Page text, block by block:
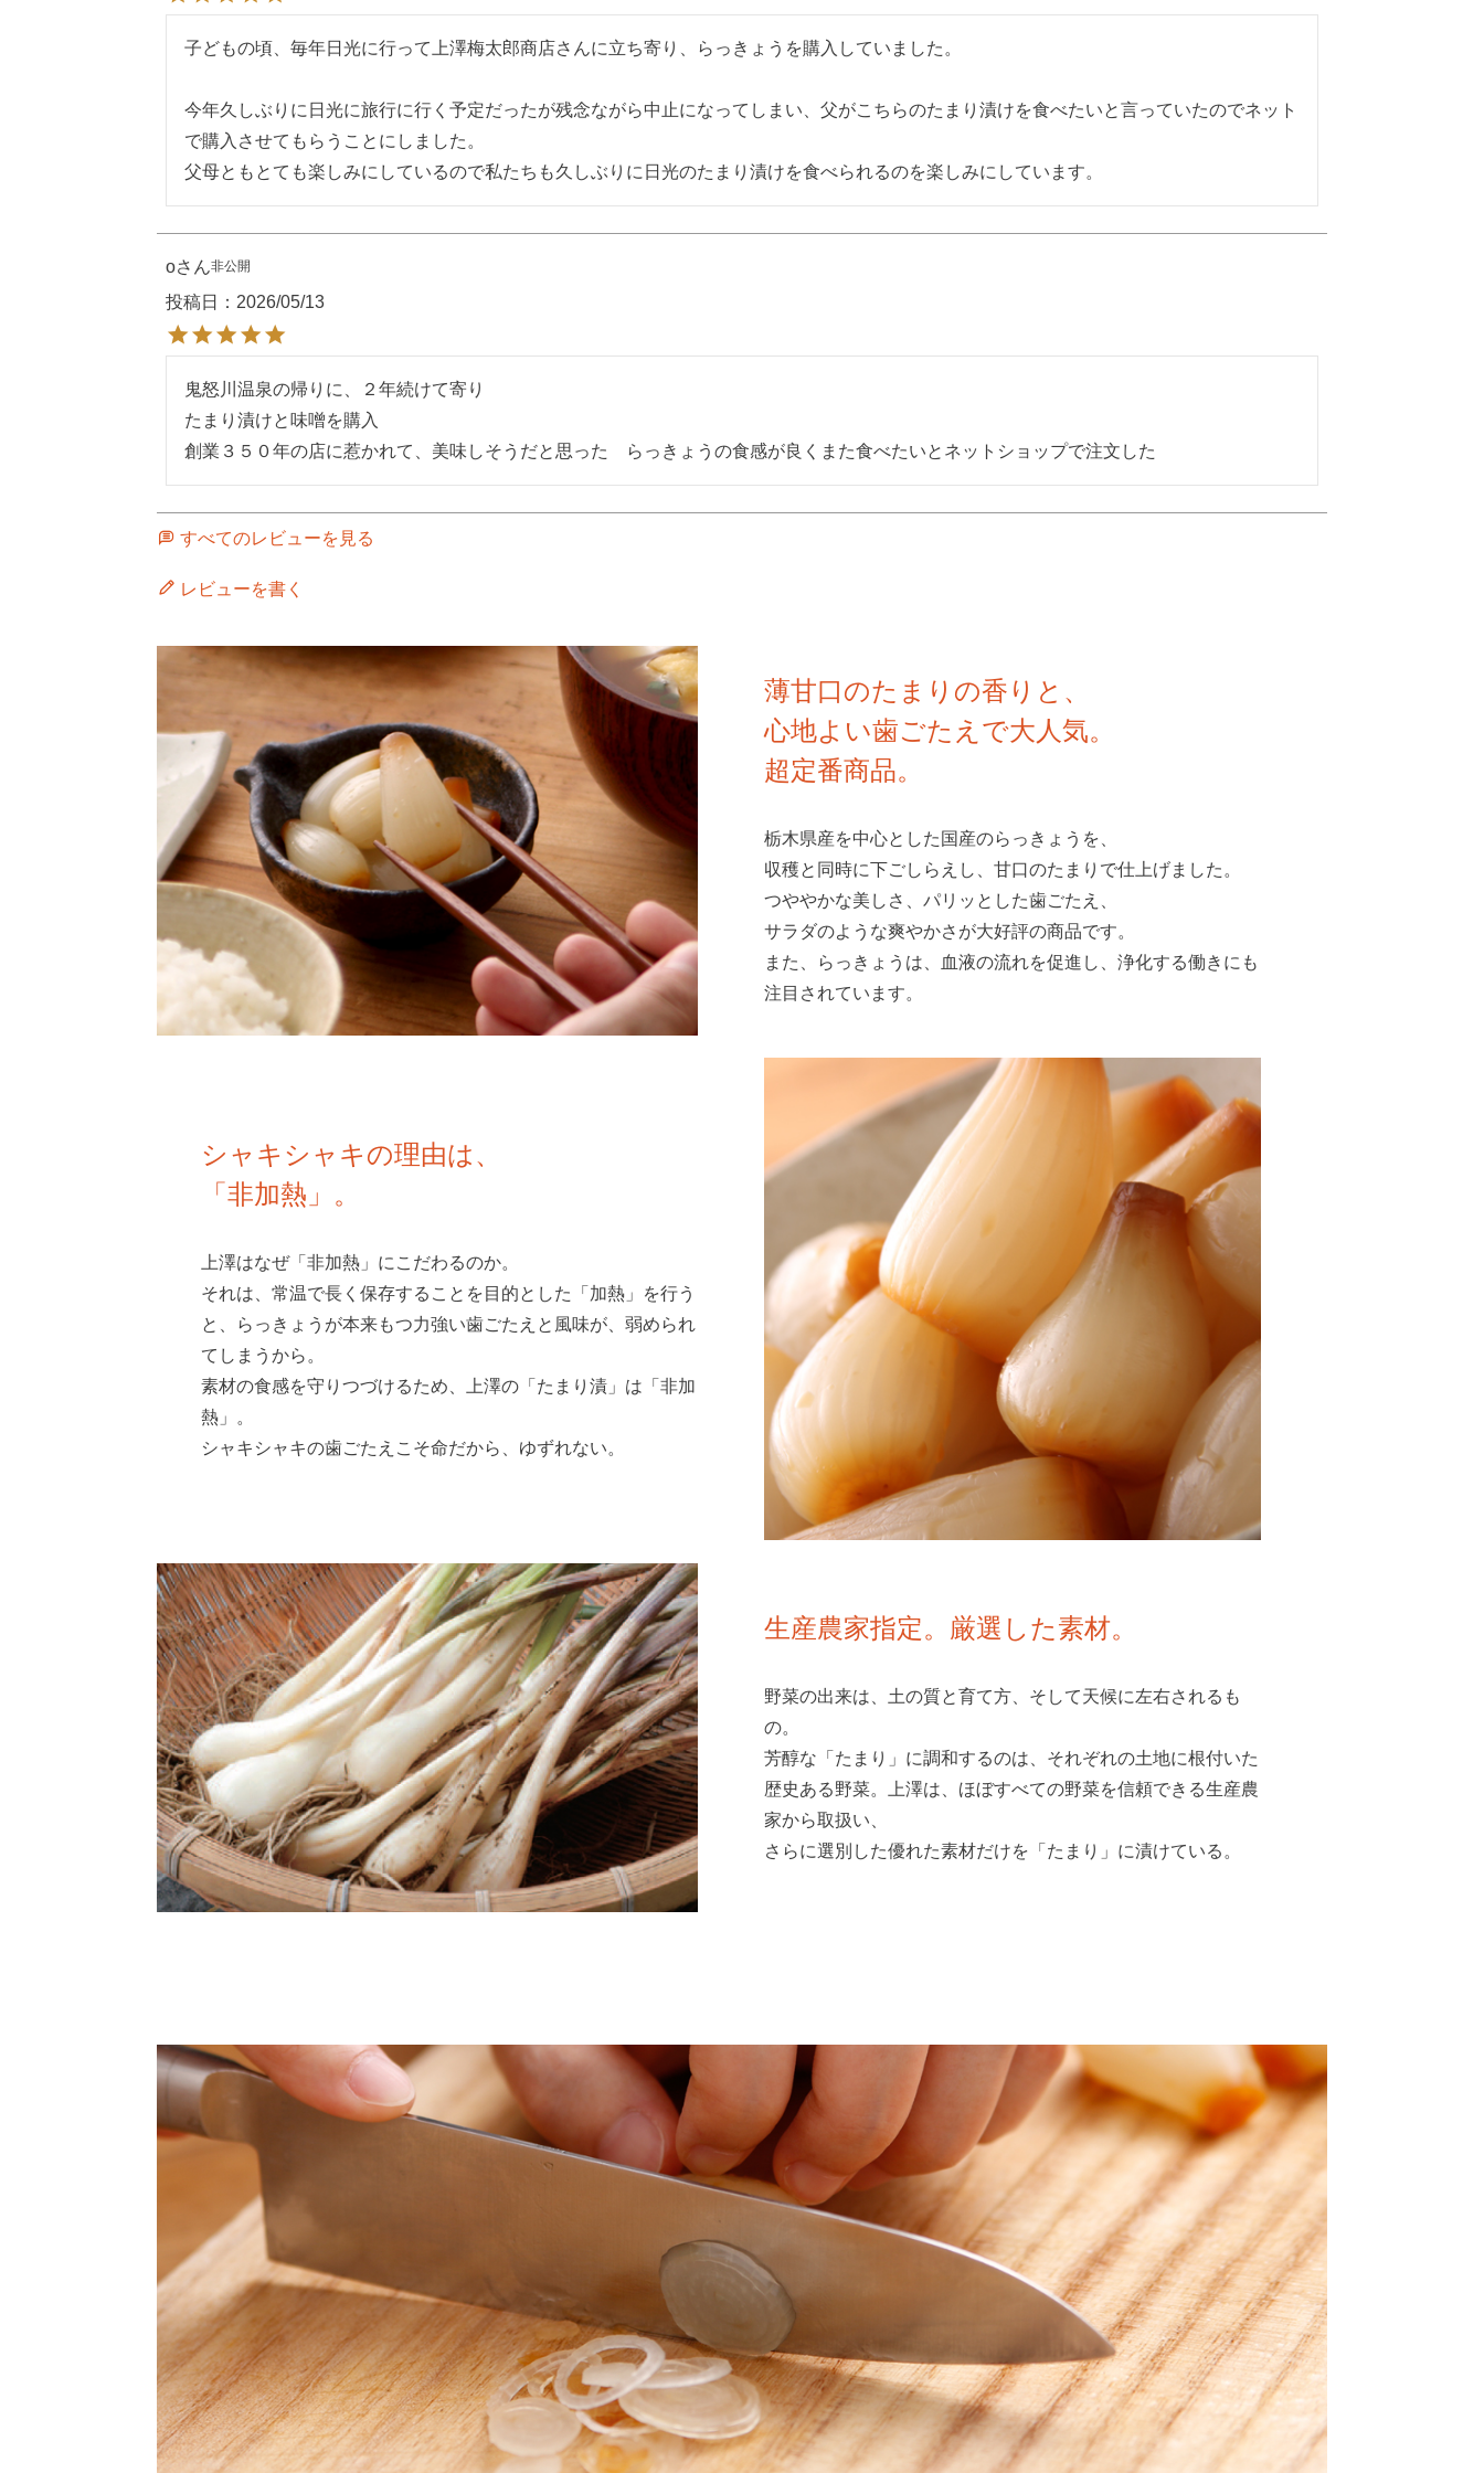
子どもの頃、毎年日光に行って上澤梅太郎商店さんに立ち寄り、らっきょうを購入していました。
今年久しぶりに日光に旅行に行く予定だったが残念ながら中止になってしまい、父がこちらのたまり漬けを食べたいと言っていたのでネット
で購入させてもらうことにしました。
父母ともとても楽しみにしているので私たちも久しぶりに日光のたまり漬けを食べられるのを楽しみにしています。
o 非公開
投稿日 2026/05/13
鬼怒川温泉の帰りに、２年続けて寄り
たまり漬けと味噌を購入
創業３５０年の店に惹かれて、美味しそうだと思った　らっきょうの食感が良くまた食べたいとネットショップで注文した
すべてのレビューを見る
レビューを書く
薄甘口のたまりの香りと、
心地よい歯ごたえで大人気。
超定番商品。
栃木県産を中心とした国産のらっきょうを、
収穫と同時に下ごしらえし、甘口のたまりで仕上げました。
つややかな美しさ、パリッとした歯ごたえ、
サラダのような爽やかさが大好評の商品です。
また、らっきょうは、血液の流れを促進し、浄化する働きにも
注目されています。
シャキシャキの理由は、
「非加熱」。
上澤はなぜ「非加熱」にこだわるのか。
それは、常温で長く保存することを目的とした「加熱」を行う
と、らっきょうが本来もつ力強い歯ごたえと風味が、弱められ
てしまうから。
素材の食感を守りつづけるため、上澤の「たまり漬」は「非加
熱」。
シャキシャキの歯ごたえこそ命だから、ゆずれない。
生産農家指定。厳選した素材。
野菜の出来は、土の質と育て方、そして天候に左右されるも
の。
芳醇な「たまり」に調和するのは、それぞれの土地に根付いた
歴史ある野菜。上澤は、ほぼすべての野菜を信頼できる生産農
家から取扱い、
さらに選別した優れた素材だけを「たまり」に漬けている。